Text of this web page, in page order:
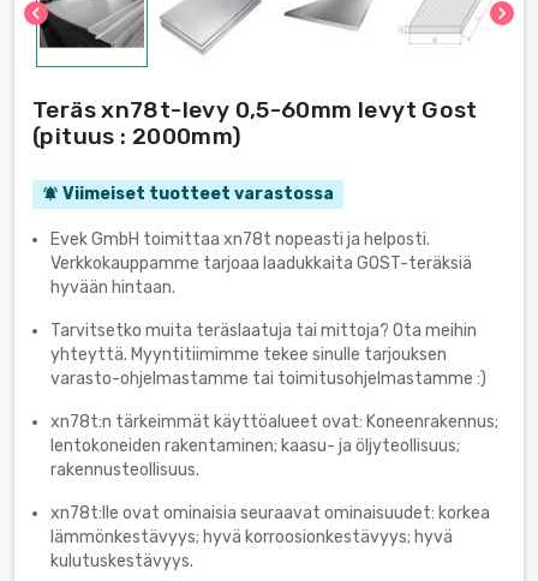
chevron_left chevron_right
Teräs xn78t-levy 0,5-60mm levyt Gost
(pituus : 2000mm)
notifications_active Viimeiset tuotteet varastossa
Evek GmbH toimittaa xn78t nopeasti ja helposti.
Verkkokauppamme tarjoaa laadukkaita GOST-teräksiä
hyvään hintaan.
Tarvitsetko muita teräslaatuja tai mittoja? Ota meihin
yhteyttä. Myyntitiimimme tekee sinulle tarjouksen
varasto-ohjelmastamme tai toimitusohjelmastamme :)
xn78t:n tärkeimmät käyttöalueet ovat: Koneenrakennus;
lentokoneiden rakentaminen; kaasu- ja öljyteollisuus;
rakennusteollisuus.
xn78t:lle ovat ominaisia seuraavat ominaisuudet: korkea
lämmönkestävyys; hyvä korroosionkestävyys; hyvä
kulutuskestävyys.